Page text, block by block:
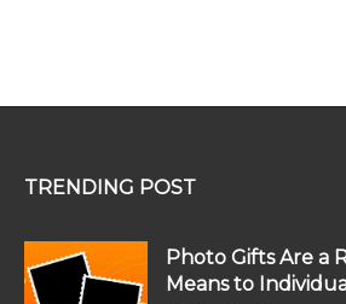
TRENDING POST
Photo Gifts Are a
Means to